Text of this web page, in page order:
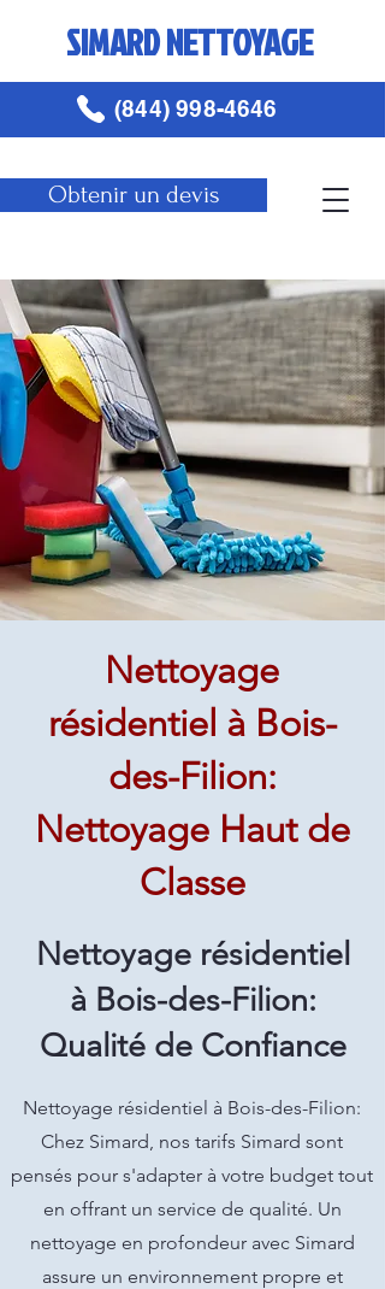
SIMARD NETTOYAGE
Obtenir un devis
(844) 998-4646
Nettoyage
résidentiel à Bois-
des-Filion:
Nettoyage Haut de
Classe
Nettoyage résidentiel
à Bois-des-Filion:
Qualité de Confiance
Nettoyage résidentiel à Bois-des-Filion:
Chez Simard, nos tarifs Simard sont
pensés pour s'adapter à votre budget tout
en offrant un service de qualité. Un
nettoyage en profondeur avec Simard
assure un environnement propre et